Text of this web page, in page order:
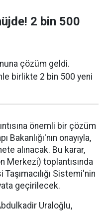
2 bin 500
çözüm geldi.
birlikte 2 bin 500 yeni
önemli bir çözüm
Bakanlığı'nın onayıyla,
alınacak. Bu karar,
Merkezi) toplantısında
Taşımacılığı Sistemi'nin
geçirilecek.
Uraloğlu,